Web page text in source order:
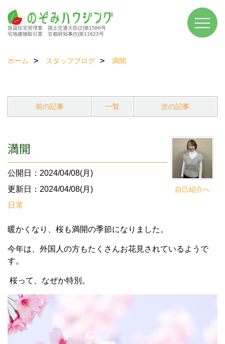
賃貸住宅管理業 国土交通大臣(2)第1586号
宅地建物取引業 京都府知事(5)第11623号
ホーム スタッフブログ 満開
前の記事 一覧 次の記事
自己紹介へ
満開
公開日：2024/04/08(月)
更新日：2024/04/08(月)
日常
暖かくなり、桜も満開の季節になりました。
今年は、外国人の方もたくさんお花見されているようで
す。
桜って、なぜか特別。